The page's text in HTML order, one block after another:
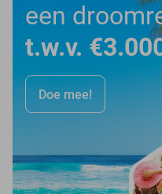
een
t.w.v.
Doe mee!